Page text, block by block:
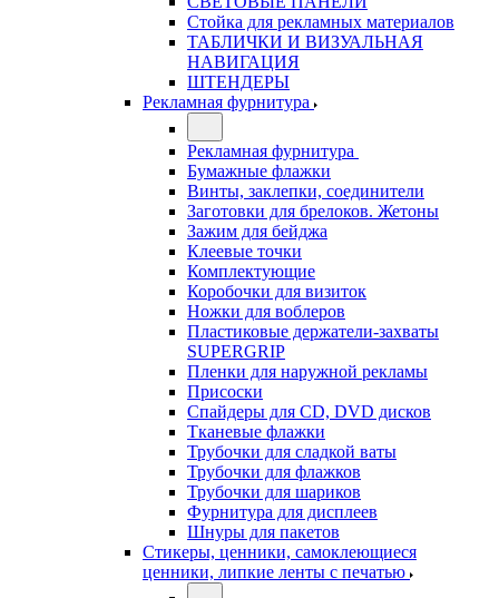
Стойка для рекламных материалов
ТАБЛИЧКИ И ВИЗУАЛЬНАЯ
НАВИГАЦИЯ
ШТЕНДЕРЫ
Рекламная фурнитура
Рекламная фурнитура
Бумажные флажки
Винты, заклепки, соединители
Заготовки для брелоков. Жетоны
Зажим для бейджа
Клеевые точки
Комплектующие
Коробочки для визиток
Ножки для воблеров
Пластиковые держатели-захваты
SUPERGRIP
Пленки для наружной рекламы
Присоски
Спайдеры для CD, DVD дисков
Тканевые флажки
Трубочки для сладкой ваты
Трубочки для флажков
Трубочки для шариков
Фурнитура для дисплеев
Шнуры для пакетов
Стикеры, ценники, самоклеющиеся
ценники, липкие ленты с печатью